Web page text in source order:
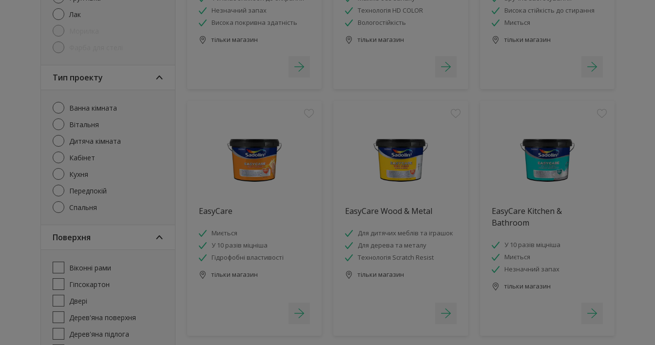
Лак
Тип проекту
Ванна кімната
Вітальня
Дитяча кімната
Кабінет
Кухня
Передпокій
Спальня
Поверхня
Віконні рами
Гіпсокартон
Двері
Дерев'яна поверхня
Дерев'яна підлога
Незначний запах
Висока покривна здатність
тільки магазин
Технологія HD COLOR
Вологостійкість
тільки магазин
Висока стійкість до стирання
Миється
тільки магазин
EasyCare
Миється
У 10 разів міцніша
Гідрофобні властивості
тільки магазин
EasyCare Wood & Metal
Для дитячих меблів та іграшок
Для дерева та металу
Технологія Scratch Resist
тільки магазин
EasyCare Kitchen &
Bathroom
У 10 разів міцніша
Миється
Незначний запах
тільки магазин